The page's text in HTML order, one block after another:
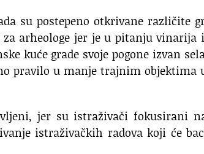
su postepeno otkrivane različite
arheologe jer je u pitanju vinarija
kuće grade svoje pogone izvan
pravilo u manje trajnim objektima
jer su istraživači fokusirani
istraživačkih radova koji će